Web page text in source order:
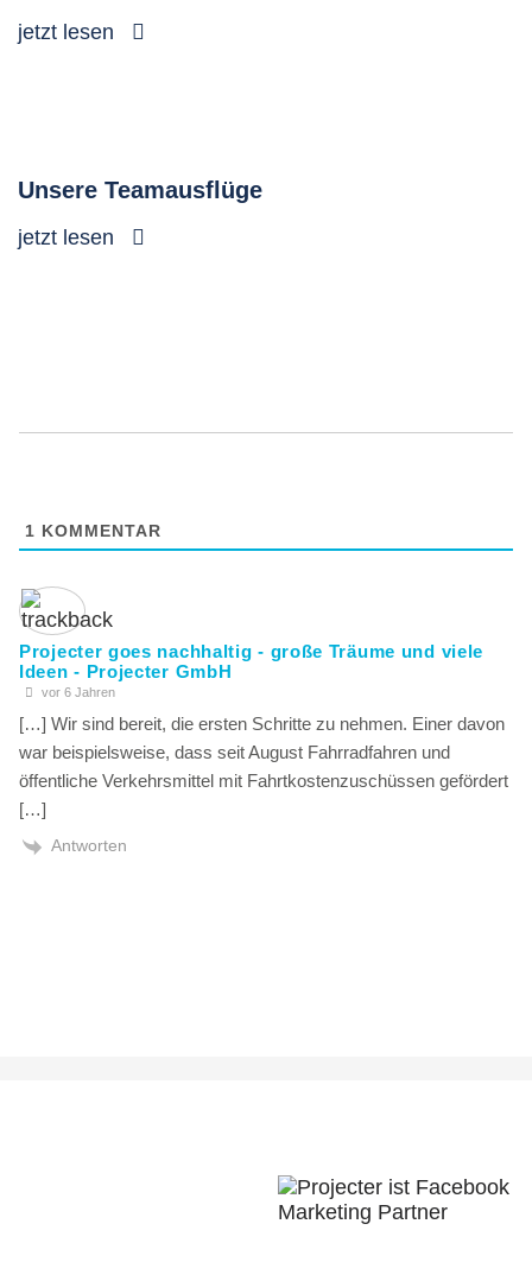
jetzt lesen
Unsere Teamausflüge
jetzt lesen
1 KOMMENTAR
Projecter goes nachhaltig - große Träume und viele
Ideen - Projecter GmbH
vor 6 Jahren
[…] Wir sind bereit, die ersten Schritte zu nehmen. Einer davon
war beispielsweise, dass seit August Fahrradfahren und
öffentliche Verkehrsmittel mit Fahrtkostenzuschüssen gefördert
[…]
Antworten